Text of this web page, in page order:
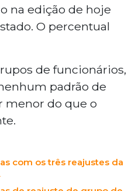
na edição de hoje
O percentual
de funcionários,
padrão de
menor do que o
com os três reajustes da